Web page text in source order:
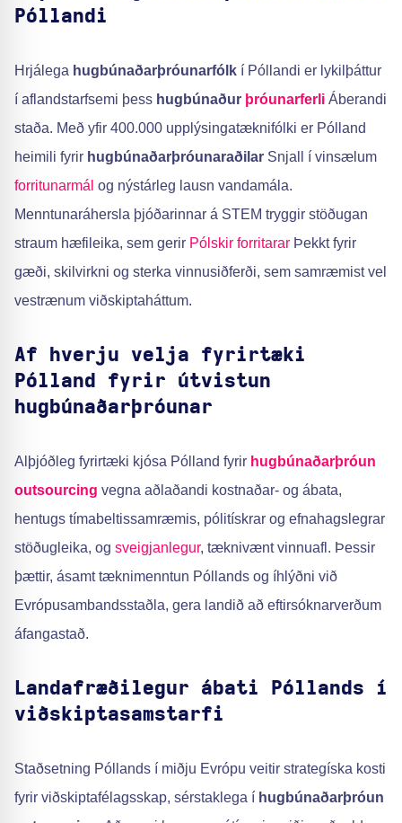
Póllandi
Hrjálega hugbúnaðarþróunarfólk í Póllandi er lykilþáttur
í aflandstarfsemi þess hugbúnaður þróunarferli Áberandi
staða. Með yfir 400.000 upplýsingatæknifólki er Pólland
heimili fyrir hugbúnaðarþróunaraðilar Snjall í vinsælum
forritunarmál og nýstárleg lausn vandamála.
Menntunaráhersla þjóðarinnar á STEM tryggir stöðugan
straum hæfileika, sem gerir Pólskir forritarar Þekkt fyrir
gæði, skilvirkni og sterka vinnusiðferði, sem samræmist vel
vestrænum viðskiptaháttum.
Af hverju velja fyrirtæki
Pólland fyrir útvistun
hugbúnaðarþróunar
Alþjóðleg fyrirtæki kjósa Pólland fyrir hugbúnaðarþróun
outsourcing vegna aðlaðandi kostnaðar- og ábata,
hentugs tímabeltissamræmis, pólitískrar og efnahagslegrar
stöðugleika, og sveigjanlegur, tæknivænt vinnuafl. Þessir
þættir, ásamt tæknimenntun Póllands og íhlýðni við
Evrópusambandsstaðla, gera landið að eftirsóknarverðum
áfangastað.
Landafræðilegur ábati Póllands í
viðskiptasamstarfi
Staðsetning Póllands í miðju Evrópu veitir strategíska kosti
fyrir viðskiptafélagsskap, sérstaklega í hugbúnaðarþróun